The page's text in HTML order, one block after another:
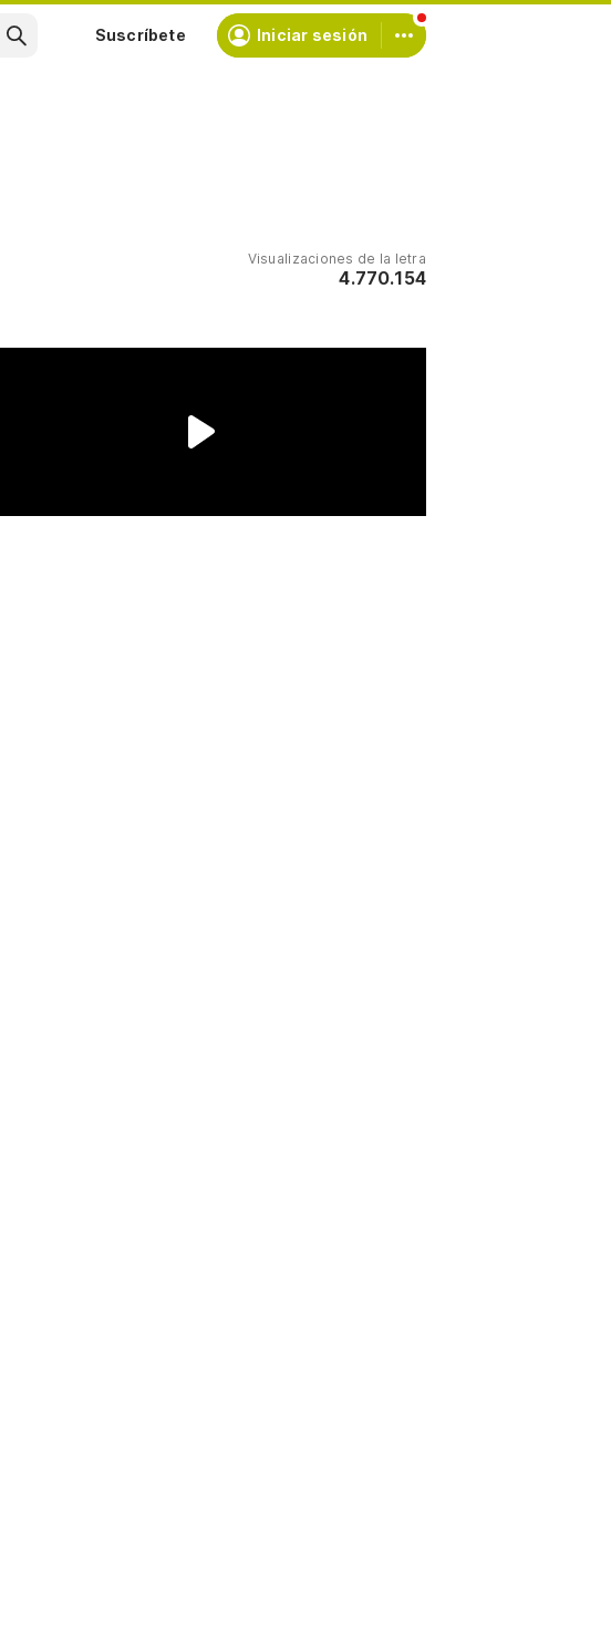
Suscríbete Iniciar sesión
Visualizaciones de la letra
4.770.154